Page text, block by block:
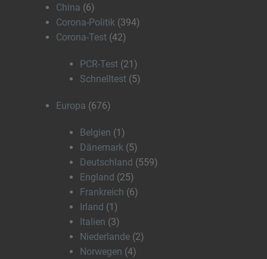
China (6)
Corona-Politik (394)
Corona-Test (42)
PCR-Test (21)
Schnelltest (5)
Europa (676)
Belgien (1)
Dänemark (5)
Deutschland (559)
England (25)
Frankreich (6)
Irland (1)
Italien (3)
Niederlande (2)
Norwegen (4)